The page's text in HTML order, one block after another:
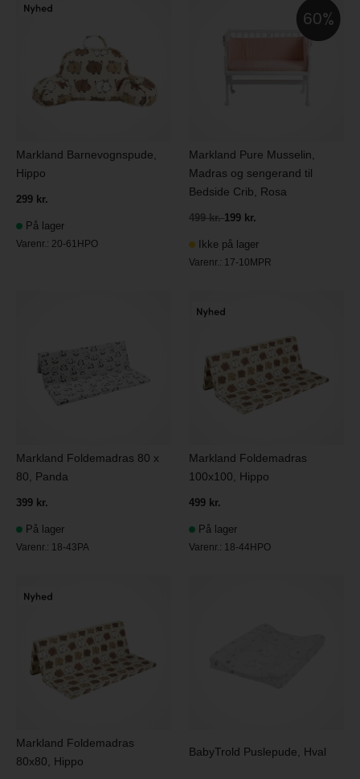
Markland Barnevognspude,
Hippo
299 kr.
På lager
Varenr.: 20-61HPO
60
Markland Pure Musselin,
Madras og sengerand til
Bedside Crib, Rosa
499 kr.199 kr.
Ikke på lager
Varenr.: 17-10MPR
Markland Foldemadras 80 x
80, Panda
399 kr.
På lager
Varenr.: 18-43PA
Markland Foldemadras
100x100, Hippo
499 kr.
På lager
Varenr.: 18-44HPO
Markland Foldemadras
80x80, Hippo
BabyTrold Puslepude, Hval